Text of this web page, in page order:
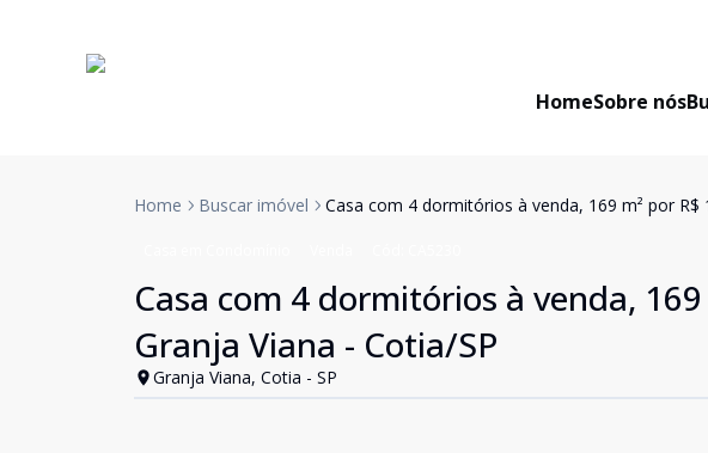
HomeSobre nós
Home Buscar imóvel Casa com 4 dormitórios à venda, 169 m² por R$
Casa com 4 dormitórios à venda,
Granja Viana - Cotia/SP
Granja Viana, Cotia - SP